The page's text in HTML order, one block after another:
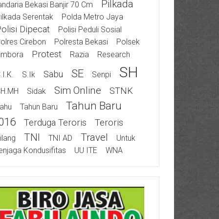
Bekasi Banjir 70 Cm
Pilkada
Serentak Polda Metro Jaya
Dipecat
Polisi Peduli Sosial
Cirebon
Polresta Bekasi
Polsek
Protest Razia Research
S.Ik Sabu SE Senpi SH
Sidak Sim Online STNK
Tahun Baru
Tahun Baru
Terduga Teroris Teroris
TNI TNI AD Travel
Untuk
Kondusifitas
UU ITE WNA